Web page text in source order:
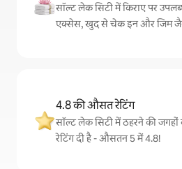
सॉल्ट लेक सिटी में किराए पर
एक्सेस, खुद से चेक इन और जिम
4.8 की औसत रेटिंग
सॉल्ट लेक सिटी में ठहरने की जगहों
रेटिंग दी है - औसतन 5 में 4.8!